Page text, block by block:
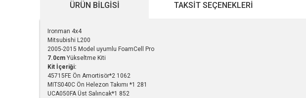
ÜRÜN BILGISI TAKSIT SEÇENEKLERI
Ironman 4x4
Mitsubishi L200
2005-2015 Model uyumlu FoamCell Pro
7.0cm Yükseltme Kiti
Kit İçeriği:
45715FE Ön Amortisör*2 1062
MITS040C Ön Helezon Takımı *1 281
UCA050FA Üst Salıncak*1 852